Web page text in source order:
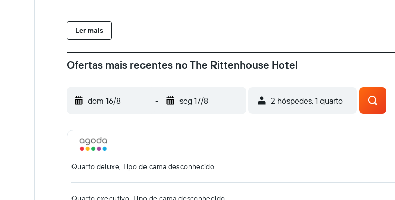
Ler mais
Ofertas mais recentes no The Rittenhouse Hotel
dom 16/8 - seg 17/8 2 hóspedes, 1 quarto
Quarto deluxe, Tipo de cama desconhecido